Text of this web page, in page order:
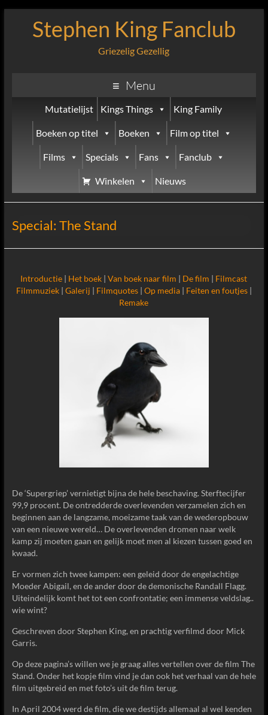
Stephen King Fanclub
Griezelig Gezellig
Menu
Mutatielijst Kings Things King Family
Boeken op titel Boeken Film op titel
Films Specials Fans Fanclub
Winkelen Nieuws
Special: The Stand
Introductie | Het boek |Van boek naar film | De film | Filmcast
Filmmuziek| Galerij | Filmquotes | Op media| Feiten en foutjes|
Remake
De ‘Supergriep’ vernietigt bijna de hele beschaving. Sterftecijfer
99,9 procent. De ontredderde overlevenden verzamelen zich en
beginnen aan de langzame, moeizame taak van de wederopbouw
van een nieuwe wereld… De overlevenden dromen naar welk
kamp zij moeten gaan en gelijk moet men al kiezen tussen goed en
kwaad.
Er vormen zich twee kampen: een geleid door de engelachtige
Moeder Abigail, en de ander door de demonische Randall Flagg.
Uiteindelijk komt het tot een confrontatie; een immense veldslag..
wie wint?
Geschreven door Stephen King, en prachtig verfilmd door Mick
Garris.
Op deze pagina’s willen we je graag alles vertellen over de film The
Stand. Onder het kopje film vind je dan ook het verhaal van de hele
film uitgebreid en met foto’s uit de film terug.
In April 2004 werd de film, die we destijds allemaal al wel kenden